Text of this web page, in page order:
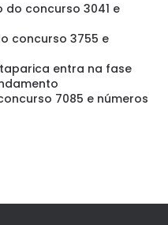
do concurso 3041 e
concurso 3755 e
entra na fase
7085 e números